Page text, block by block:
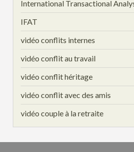
International Transactional
IFAT
vidéo conflits internes
vidéo conflit au travail
vidéo conflit héritage
vidéo conflit avec des amis
vidéo couple à la retraite